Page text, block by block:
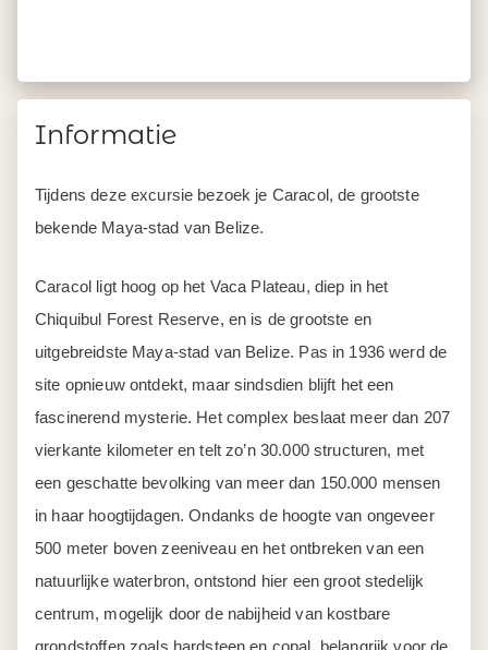
Informatie
Tijdens deze excursie bezoek je Caracol, de grootste
bekende Maya-stad van Belize.
Caracol ligt hoog op het Vaca Plateau, diep in het
Chiquibul Forest Reserve, en is de grootste en
uitgebreidste Maya-stad van Belize. Pas in 1936 werd de
site opnieuw ontdekt, maar sindsdien blijft het een
fascinerend mysterie. Het complex beslaat meer dan 207
vierkante kilometer en telt zo’n 30.000 structuren, met
een geschatte bevolking van meer dan 150.000 mensen
in haar hoogtijdagen. Ondanks de hoogte van ongeveer
500 meter boven zeeniveau en het ontbreken van een
natuurlijke waterbron, ontstond hier een groot stedelijk
centrum, mogelijk door de nabijheid van kostbare
grondstoffen zoals hardsteen en copal, belangrijk voor de